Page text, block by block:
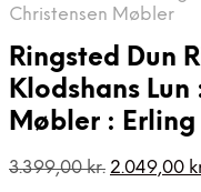
Christensen Møbler
Ringsted Dun
Klodshans
Møbler :
3.399,00kr. Den
2.049,00